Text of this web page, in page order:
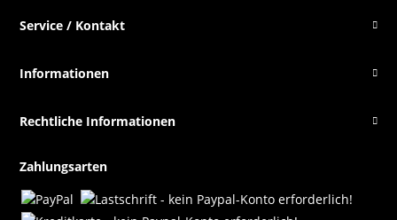
Service / Kontakt
Informationen
Rechtliche Informationen
Zahlungsarten